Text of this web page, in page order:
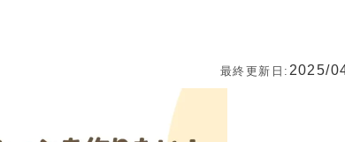
最終更新日: 2025/